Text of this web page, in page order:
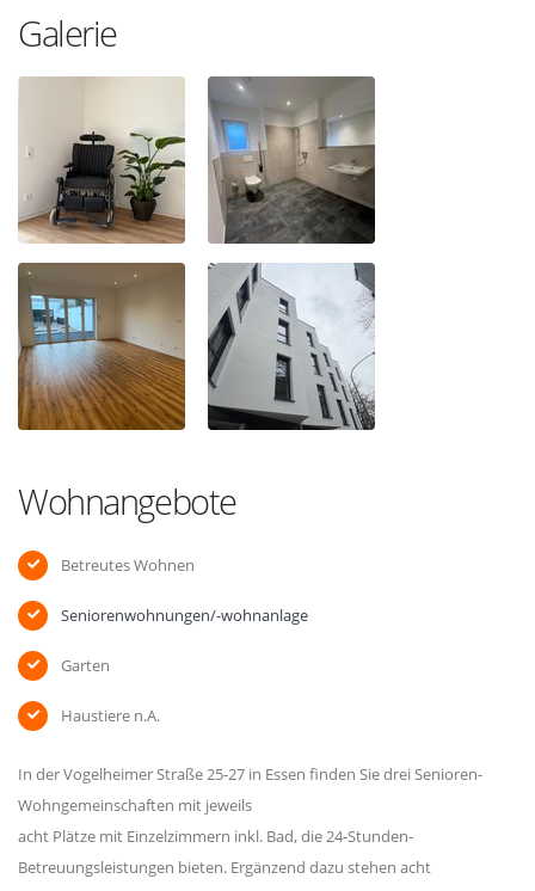
Galerie
Wohnangebote
Betreutes Wohnen
Seniorenwohnungen/-wohnanlage
Garten
Haustiere n.A.
In der Vogelheimer Straße 25-27 in Essen finden Sie drei Senioren-
Wohngemeinschaften mit jeweils
acht Plätze mit Einzelzimmern inkl. Bad, die 24-Stunden-
Betreuungsleistungen bieten. Ergänzend dazu stehen acht